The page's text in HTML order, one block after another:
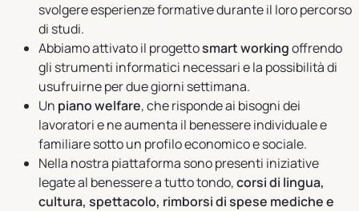
svolgere esperienze formative durante il loro percorso
di studi.
Abbiamo attivato il progettosmart workingoffrendo
gli strumenti informatici necessari e la possibilità di
usufruirne per due giorni settimana.
Un piano welfare, che risponde ai bisogni dei
lavoratori e ne aumenta il benessere individuale e
familiare sotto un profilo economico e sociale.
Nella nostra piattaforma sono presenti iniziative
legate al benessere a tutto tondo,corsi di lingua,
cultura, spettacolo, rimborsi di spese mediche e